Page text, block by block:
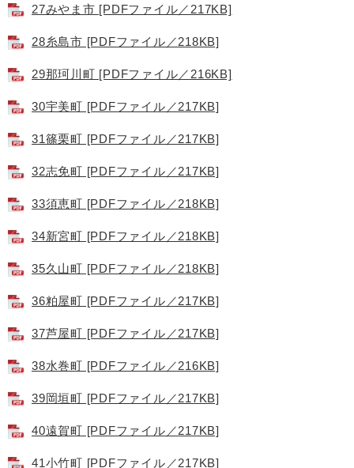
27みやま市 [PDFファイル／217KB]
28糸島市 [PDFファイル／218KB]
29那珂川町 [PDFファイル／216KB]
30宇美町 [PDFファイル／217KB]
31篠栗町 [PDFファイル／217KB]
32志免町 [PDFファイル／217KB]
33須恵町 [PDFファイル／218KB]
34新宮町 [PDFファイル／218KB]
35久山町 [PDFファイル／218KB]
36粕屋町 [PDFファイル／217KB]
37芦屋町 [PDFファイル／217KB]
38水巻町 [PDFファイル／216KB]
39岡垣町 [PDFファイル／217KB]
40遠賀町 [PDFファイル／217KB]
41小竹町 [PDFファイル／217KB]